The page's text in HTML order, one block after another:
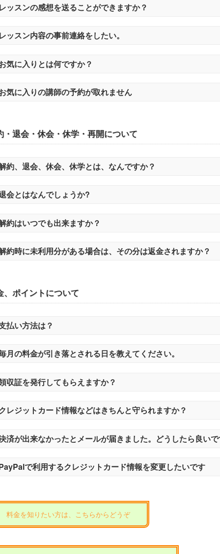
ッスンの感想を送ることができますか？
ッスン内容の事前連絡をしたい。
気に入りとは何ですか？
気に入りの講師の予約が取れません
・退会・休会・休学・再開について
約、退会、休会、休学とは、なんですか？
会とはなんでしょうか?
約はいつでも出来ますか？
約時に未利用分がある場合は、その分は返金されますか？
、ポイントについて
払い方法は？
月の料金が引き落とされる日を教えてください。
収証を発行してもらえますか？
レジットカード情報などはきちんと守られますか？
済が出来なかったとメールが届きました。どうしたら良い
で利用するクレジットカード情報を変更したいです
料金を知りたい方は、こちらからどうぞ